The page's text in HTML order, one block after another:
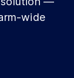
wide